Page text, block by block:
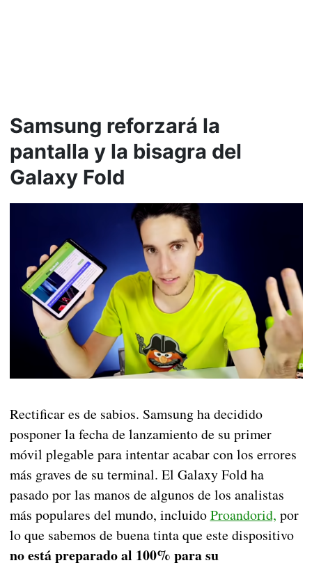
Samsung reforzará la
pantalla y la bisagra del
Galaxy Fold
Rectificar es de sabios. Samsung ha decidido
posponer la fecha de lanzamiento de su primer
móvil plegable para intentar acabar con los errores
más graves de su terminal. El Galaxy Fold ha
pasado por las manos de algunos de los analistas
más populares del mundo, incluidoProandorid, por
lo que sabemos de buena tinta que este dispositivo
no está preparado al 100% para su